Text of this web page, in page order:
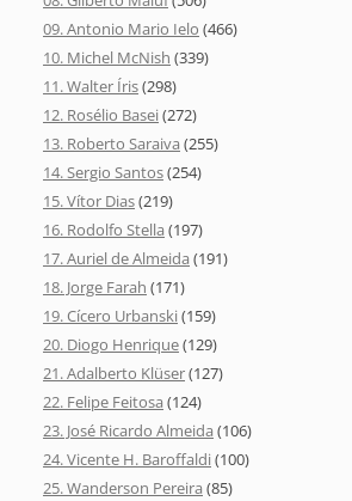
09. Antonio Mario Ielo (466)
10. Michel McNish (339)
11. Walter Íris(298)
12. Rosélio Basei(272)
13. Roberto Saraiva (255)
14. Sergio Santos(254)
15. Vítor Dias(219)
16. Rodolfo Stella (197)
17. Auriel de Almeida (191)
18. Jorge Farah (171)
19. Cícero Urbanski(159)
20. Diogo Henrique(129)
21. Adalberto Klüser(127)
22. Felipe Feitosa (124)
23. José Ricardo Almeida (106)
24. Vicente H. Baroffaldi(100)
25. Wanderson Pereira (85)